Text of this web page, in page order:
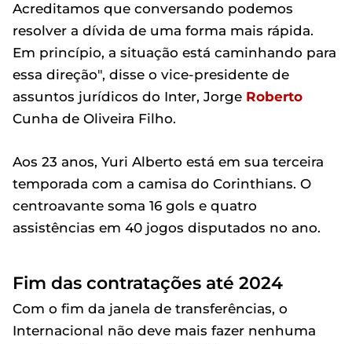
Acreditamos que conversando podemos
resolver a dívida de uma forma mais rápida.
Em princípio, a situação está caminhando para
essa direção", disse o vice-presidente de
assuntos jurídicos do Inter, Jorge Roberto
Cunha de Oliveira Filho.
Aos 23 anos, Yuri Alberto está em sua terceira
temporada com a camisa do Corinthians. O
centroavante soma 16 gols e quatro
assistências em 40 jogos disputados no ano.
Fim das contratações até 2024
Com o fim da janela de transferências, o
Internacional não deve mais fazer nenhuma